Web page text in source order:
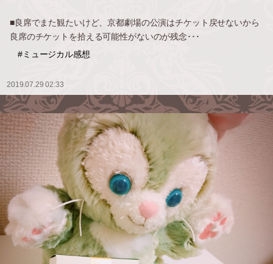
■良席でまた観たいけど、京都劇場の公演はチケット戻せないから
良席のチケットを拾える可能性がないのが残念･･･
#ミュージカル感想
2019.07.29 02:33